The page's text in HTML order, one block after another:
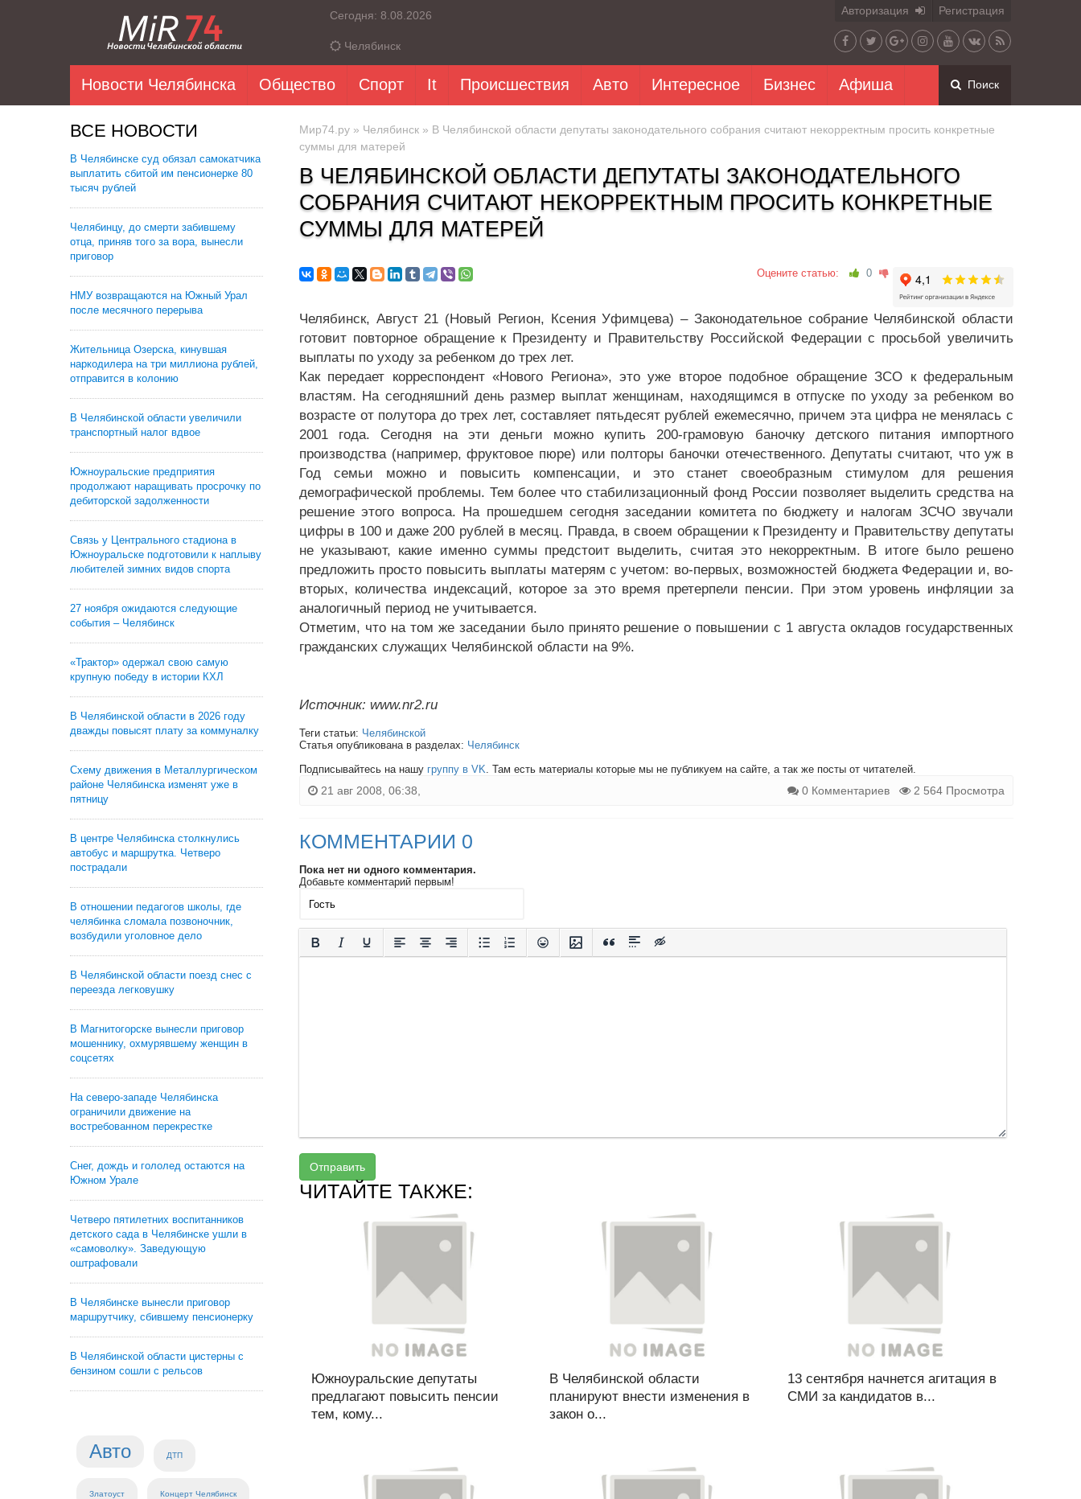
Сегодня: 8.08.2026
Челябинск
Авторизация Регистрация
Новости Челябинска Общество Спорт It Происшествия Авто Интересное Бизнес Афиша Поиск
ВСЕ НОВОСТИ
В Челябинске суд обязал самокатчика
выплатить сбитой им пенсионерке 80
тысяч рублей
Челябинцу, до смерти забившему
отца, приняв того за вора, вынесли
приговор
НМУ возвращаются на Южный Урал
после месячного перерыва
Жительница Озерска, кинувшая
наркодилера на три миллиона рублей,
отправится в колонию
В Челябинской области увеличили
транспортный налог вдвое
Южноуральские предприятия
продолжают наращивать просрочку по
дебиторской задолженности
Связь у Центрального стадиона в
Южноуральске подготовили к наплыву
любителей зимних видов спорта
27 ноября ожидаются следующие
события – Челябинск
«Трактор» одержал свою самую
крупную победу в истории КХЛ
В Челябинской области в 2026 году
дважды повысят плату за коммуналку
Схему движения в Металлургическом
районе Челябинска изменят уже в
пятницу
В центре Челябинска столкнулись
автобус и маршрутка. Четверо
пострадали
В отношении педагогов школы, где
челябинка сломала позвоночник,
возбудили уголовное дело
В Челябинской области поезд снес с
переезда легковушку
В Магнитогорске вынесли приговор
мошеннику, охмурявшему женщин в
соцсетях
На северо-западе Челябинска
ограничили движение на
востребованном перекрестке
Снег, дождь и гололед остаются на
Южном Урале
Четверо пятилетних воспитанников
детского сада в Челябинске ушли в
«самоволку». Заведующую
оштрафовали
В Челябинске вынесли приговор
маршрутчику, сбившему пенсионерку
В Челябинской области цистерны с
бензином сошли с рельсов
Авто ДТП
Златоуст Концерт Челябинск
Мир74.ру » Челябинск » В Челябинской области депутаты законодательного собрания считают некорректным просить конкретные
суммы для матерей
В ЧЕЛЯБИНСКОЙ ОБЛАСТИ ДЕПУТАТЫ ЗАКОНОДАТЕЛЬНОГО
СОБРАНИЯ СЧИТАЮТ НЕКОРРЕКТНЫМ ПРОСИТЬ КОНКРЕТНЫЕ
СУММЫ ДЛЯ МАТЕРЕЙ
Оцените статью: 0
Челябинск, Август 21 (Новый Регион, Ксения Уфимцева) – Законодательное собрание Челябинской области
готовит повторное обращение к Президенту и Правительству Российской Федерации с просьбой увеличить
выплаты по уходу за ребенком до трех лет.
Как передает корреспондент «Нового Региона», это уже второе подобное обращение ЗСО к федеральным
властям. На сегодняшний день размер выплат женщинам, находящимся в отпуске по уходу за ребенком во
возрасте от полутора до трех лет, составляет пятьдесят рублей ежемесячно, причем эта цифра не менялась с
2001 года. Сегодня на эти деньги можно купить 200-грамовую баночку детского питания импортного
производства (например, фруктовое пюре) или полторы баночки отечественного. Депутаты считают, что уж в
Год семьи можно и повысить компенсации, и это станет своеобразным стимулом для решения
демографической проблемы. Тем более что стабилизационный фонд России позволяет выделить средства на
решение этого вопроса. На прошедшем сегодня заседании комитета по бюджету и налогам ЗСЧО звучали
цифры в 100 и даже 200 рублей в месяц. Правда, в своем обращении к Президенту и Правительству депутаты
не указывают, какие именно суммы предстоит выделить, считая это некорректным. В итоге было решено
предложить просто повысить выплаты матерям с учетом: во-первых, возможностей бюджета Федерации и, во-
вторых, количества индексаций, которое за это время претерпели пенсии. При этом уровень инфляции за
аналогичный период не учитывается.
Отметим, что на том же заседании было принято решение о повышении с 1 августа окладов государственных
гражданских служащих Челябинской области на 9%.
Источник: www.nr2.ru
Теги статьи: Челябинской
Статья опубликована в разделах: Челябинск
Подписывайтесь на нашу группу в VK. Там есть материалы которые мы не публикуем на сайте, а так же посты от читателей.
21 авг 2008, 06:38, 0 Комментариев 2 564 Просмотра
КОММЕНТАРИИ 0
Пока нет ни одного комментария.
Добавьте комментарий первым!
Отправить
ЧИТАЙТЕ ТАКЖЕ:
Южноуральские депутаты
предлагают повысить пенсии
тем, кому...
В Челябинской области
планируют внести изменения в
закон о...
13 сентября начнется агитация в
СМИ за кандидатов в...